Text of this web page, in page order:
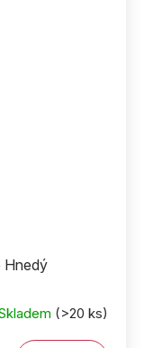
Hnedý
(>20 ks)